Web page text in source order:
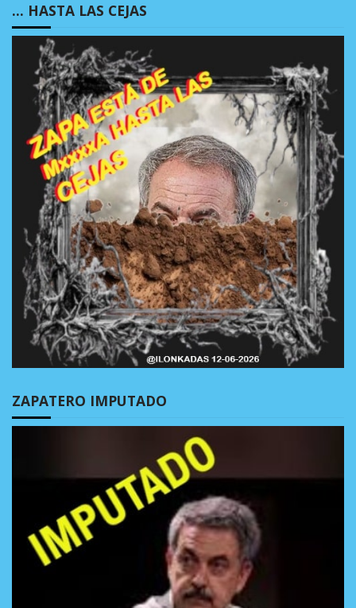
… HASTA LAS CEJAS
ZAPATERO IMPUTADO